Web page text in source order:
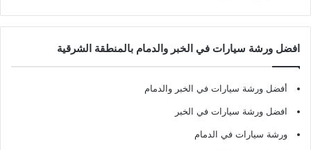
افضل ورشة سيارات في الخبر والدمام بالمنطقة الشرقية
أفضل ورشة سيارات في الخبر والدمام
افضل ورشة سيارات في الخبر
ورشة سيارات في الدمام